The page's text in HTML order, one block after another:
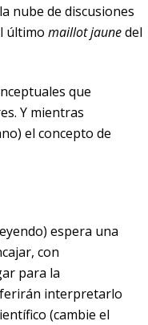
nube de discusiones
último maillot jaunedel
que
Y mientras
el concepto de
espera una
con
para la
interpretarlo
(cambie el